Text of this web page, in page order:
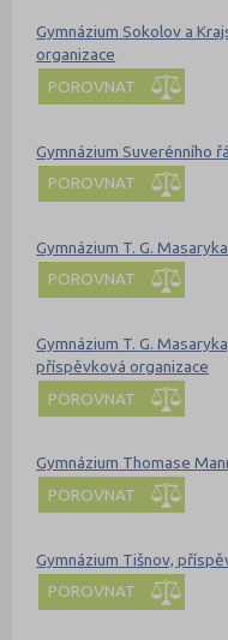
Gymnázium Sokolov a
organizace
POROVNAT
Gymnázium Suverénního
POROVNAT
Gymnázium T. G.
POROVNAT
Gymnázium T. G.
příspěvková organizace
POROVNAT
Gymnázium Thomase
POROVNAT
Gymnázium Tišnov,
POROVNAT